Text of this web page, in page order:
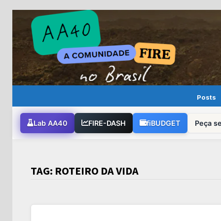
content
Posts
Lab AA40 FIRE-DASH fiBUDGET Peça
TAG: ROTEIRO DA VIDA